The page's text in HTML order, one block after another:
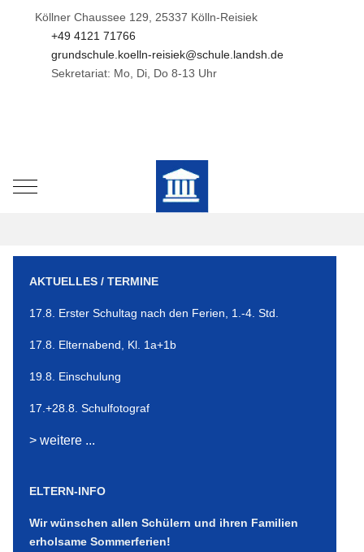
Köllner Chaussee 129, 25337 Kölln-Reisiek
+49 4121 71766
grundschule.koelln-reisiek@schule.landsh.de
Sekretariat: Mo, Di, Do 8-13 Uhr
Mobile Menu Toggle
AKTUELLES / TERMINE
17.8. Erster Schultag nach den Ferien, 1.-4. Std.
17.8. Elternabend, Kl. 1a+1b
19.8. Einschulung
17.+28.8. Schulfotograf
> weitere ...
ELTERN-INFO
Wir wünschen allen Schülern und ihren Familien
erholsame Sommerferien!